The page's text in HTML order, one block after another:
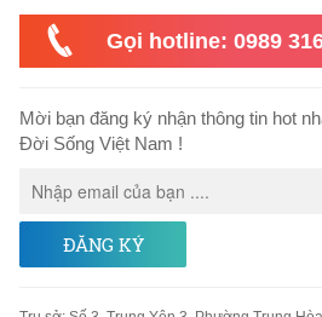
Gọi hotline: 0989
Mời bạn đăng ký nhận thông tin hot
Đời Sống Việt Nam !
ĐĂNG KÝ